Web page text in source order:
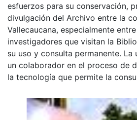
esfuerzos para su conservación,
divulgación del Archivo entre la
Vallecaucana, especialmente
investigadores que visitan la
su uso y consulta permanente. La
un colaborador en el proceso de
la tecnología que permite la